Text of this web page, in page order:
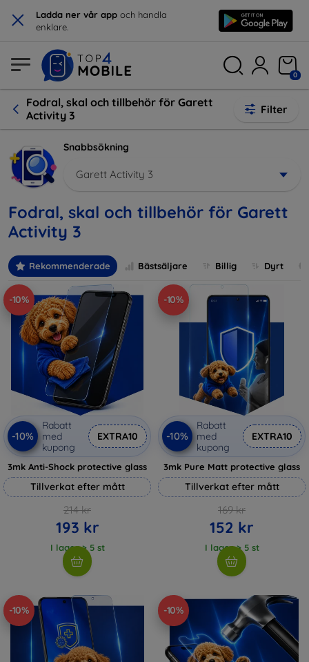
× Ladda ner vår app och handla
enklare.
0
Fodral, skal och tillbehör för Garett
Activity 3
Filter
Snabbsökning
Garett Activity 3
Fodral, skal och tillbehör för Garett
Activity 3
Rekommenderade Bästsäljare Billig Dyrt
-10%
-10%
Rabatt
med
kupong
EXTRA10
3mk Anti-Shock protective glass
Tillverkat efter mått
214 kr
193 kr
I lager > 5 st
-10%
-10%
Rabatt
med
kupong
EXTRA10
3mk Pure Matt protective glass
Tillverkat efter mått
169 kr
152 kr
I lager > 5 st
-10% -10%